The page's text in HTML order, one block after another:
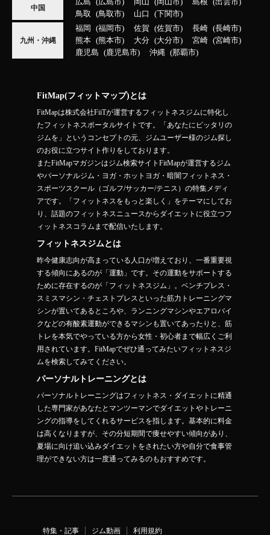
中国
広島 広島市 岡山 岡山市 島根
出雲市
鳥取
鳥取市 山口 下関市
九州・沖縄
福岡 福岡市 佐賀 佐賀市 長崎
長崎市
熊本
熊本市 大分 大分市 宮崎
宮崎市
鹿児島
鹿児島市 沖縄 那覇市
FitMap(フィットマップ)とは
FitMapは株式会社FiiTが運営するフィットネスジムに特化し
たフィットネスポータルサイトです。「あなたにピッタリの
ジムを」というコンセプトの元、ジムユーザー様のジム探し
のお役に立つサイト作りをしております。
またFitMapマガジンはジム検索サイトFitMapが運営するジム
やパーソナルジム・ヨガ・ホットヨガ・暗闇フィットネス・
スポーツスクール（ゴルフ/サッカー/テニス）の特集メディ
アです。「フィットネスをもっと楽しく」をテーマにしてお
り、話題のフィットネスニュースからダイエットに役立つフ
ィットネスコラムまで配信いたします。
フィットネスジムとは
昨今健康志向が高まっている人口が増えており、一番重要視
する傾向にあるのが「運動」です。その運動をサポートする
ために存在するのが「フィットネスジム」。ベンチプレス・
スミスマシン・チェストプレスといった筋力トレーニングマ
シンが置いてあるところや、ランニングマシンやエアロバイ
クなどの有酸素運動ができるマシンも置いてあったりと、筋
トレを本気でやっている方から女性・初心者まで幅広くご利
用されています。FitMapでぜひ通ってみたいフィットネスジ
ムを検索してみてください。
パーソナルトレーニングとは
パーソナルトレーニングはフィットネス・ダイエットに精通
した専門家があなたとマンツーマンでダイエットやトレーニ
ングの指導をしてくれるサービスを指します。基本的に料金
は高くなりますが、その分短期間で痩せやすい傾向があり、
夏場に向け追い込みダイエットをされたい方や自分で食事管
理ができない方は一度通ってみるのもおすすめです。
特集・記事 ジム動画 利用規約